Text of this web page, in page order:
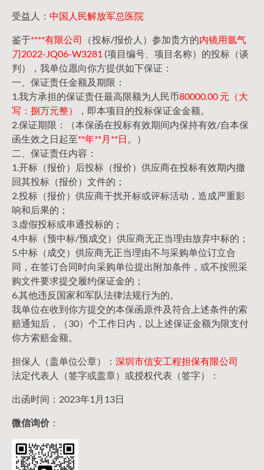
受益人： 中国人民解放军总医院
鉴于****有限公司 （投标/报价人）参加贵方的内镜用氩气
刀2022-JQ06-W3281 (项目编号、项目名称）的投标（谈
判），我单位愿向你方提供如下保证：
一、保证责任金额及期限：
1.我方承担的保证责任最高限额为人民币80000.00 元（大
写：捌万元整）
，即本项目的投标保证金金额。
2.保证期限：（本保函在投标有效期间内保持有效/自本保
函生效之日起至**年**月**日 。）
二、保证责任内容：
1.开标（报价）后投标（报价）供应商在投标有效期内撤
回其投标（报价）文件的；
2.投标（报价）供应商干扰开标或评标活动，造成严重影
响和后果的；
3.虚假投标或串通投标的；
4.中标（预中标/预成交）供应商无正当理由放弃中标的；
5.中标（成交）供应商无正当理由不与采购单位订立合
同，在签订合同时向采购单位提出附加条件，或不按照采
购文件要求提交履约保证金的；
6.其他违反国家和军队法律法规行为的。
我单位在收到你方提交的本保函原件及符合上述条件的索
赔通知后，（30）个工作日内，以上述保证金额为限支付
你方索赔金额。
担保人（盖单位公章）： 深圳市信安工程担保有限公司
法定代表人（签字或盖章）或授权代表（签字）：
出函时间：2023年1月13日
微信询价：